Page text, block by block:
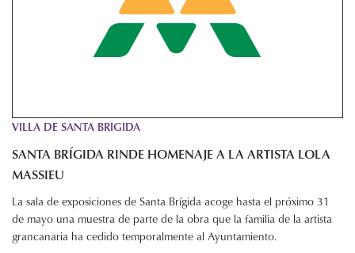
VILLA DE SANTA BRIGIDA
SANTA BRÍGIDA RINDE HOMENAJE A LA ARTISTA LOLA
MASSIEU
La sala de exposiciones de Santa Brígida acoge hasta el próximo 31
de mayo una muestra de parte de la obra que la familia de la artista
grancanaria ha cedido temporalmente al Ayuntamiento.